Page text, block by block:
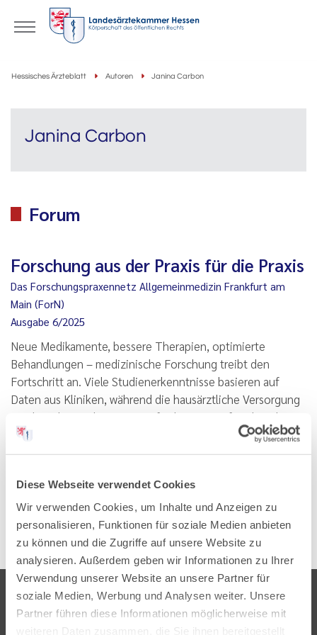
Diese Webseite verwendet Cookies
Wir verwenden Cookies, um Inhalte und Anzeigen zu
personalisieren, Funktionen für soziale Medien anbieten
zu können und die Zugriffe auf unsere Website zu
analysieren. Außerdem geben wir Informationen zu Ihrer
Verwendung unserer Website an unsere Partner für
soziale Medien, Werbung und Analysen weiter. Unsere
Partner führen diese Informationen möglicherweise mit
weiteren Daten zusammen, die Sie ihnen bereitgestellt
Hessisches Ärzteblatt Autoren Janina Carbon
Janina Carbon
Forum
Forschung aus der Praxis für die Praxis
Das Forschungspraxennetz Allgemeinmedizin Frankfurt am
Main (ForN)
Ausgabe 6/2025
Neue Medikamente, bessere Therapien, optimierte
Behandlungen – medizinische Forschung treibt den
Fortschritt an. Viele Studienerkenntnisse basieren auf
Daten aus Kliniken, während die hausärztliche Versorgung
mit ihren besonderen Herausforderungen oft unbeachtet
bleibt. Dabei…